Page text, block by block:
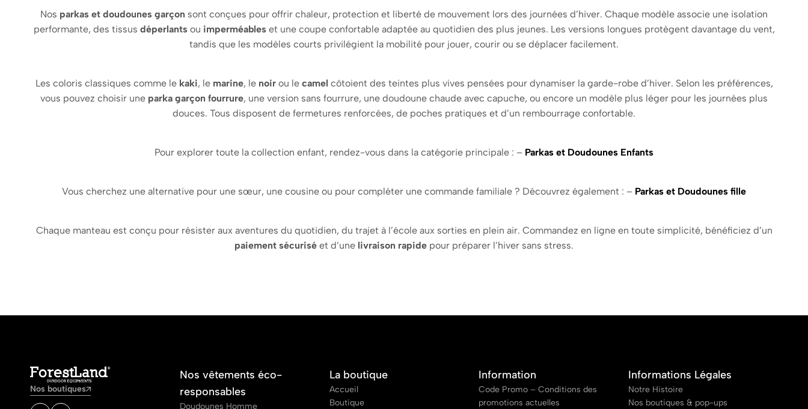
Nos parkas et doudounes garçon sont conçues pour offrir chaleur, protection et liberté de mouvement lors des journées d’hiver. Chaque modèle associe une isolation
performante, des tissus déperlantsou imperméableset une coupe confortable adaptée au quotidien des plus jeunes. Les versions longues protègent davantage du vent,
tandis que les modèles courts privilégient la mobilité pour jouer, courir ou se déplacer facilement.
Les coloris classiques comme le kaki, le marine, le noirou le camel côtoient des teintes plus vives pensées pour dynamiser la garde-robe d’hiver. Selon les préférences,
vous pouvez choisir une parka garçon fourrure, une version sans fourrure, une doudoune chaude avec capuche, ou encore un modèle plus léger pour les journées plus
douces. Tous disposent de fermetures renforcées, de poches pratiques et d’un rembourrage confortable.
Pour explorer toute la collection enfant, rendez-vous dans la catégorie principale : – Parkas et Doudounes Enfants
Vous cherchez une alternative pour une sœur, une cousine ou pour compléter une commande familiale ? Découvrez également : – Parkas et Doudounes fille
Chaque manteau est conçu pour résister aux aventures du quotidien, du trajet à l’école aux sorties en plein air. Commandez en ligne en toute simplicité, bénéficiez d’un
paiement sécurisé et d’une livraison rapide pour préparer l’hiver sans stress.
Nos boutiques
Nos vêtements éco-
responsables
Doudounes Homme
La boutique
Accueil
Boutique
Information
Code Promo – Conditions des
promotions actuelles
Informations Légales
Notre Histoire
Nos boutiques & pop-ups